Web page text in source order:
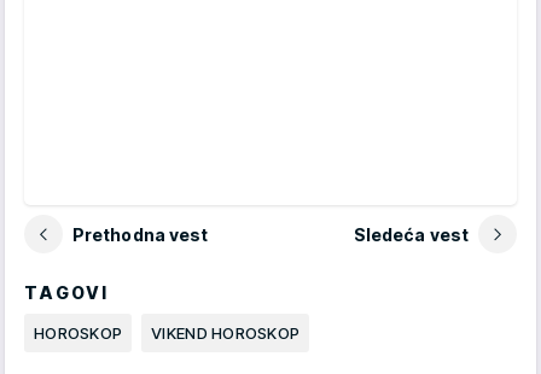
Prethodna vest Sledeća vest
TAGOVI
HOROSKOP VIKEND HOROSKOP